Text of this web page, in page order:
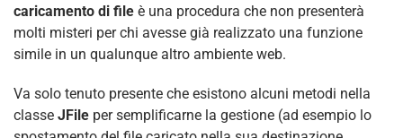
caricamento di file è una procedura che non presenterà
molti misteri per chi avesse già realizzato una funzione
simile in un qualunque altro ambiente web.
Va solo tenuto presente che esistono alcuni metodi nella
classe JFile per semplificarne la gestione (ad esempio lo